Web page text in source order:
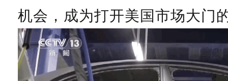
机会，成为打开美国市场大门